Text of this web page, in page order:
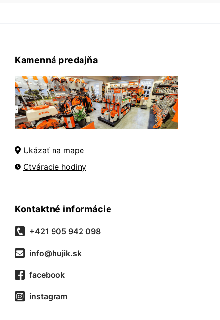
Kamenná predajňa
Ukázať na mape
Otváracie hodiny
Kontaktné informácie
+421 905 942 098
info@hujik.sk
facebook
instagram